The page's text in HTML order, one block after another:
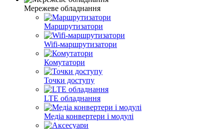
Мережеве обладнання
Маршрутизатори
Wifi-маршрутизатори
Комутатори
Точки доступу
LTE обладнання
Медіа конвертери і модулі